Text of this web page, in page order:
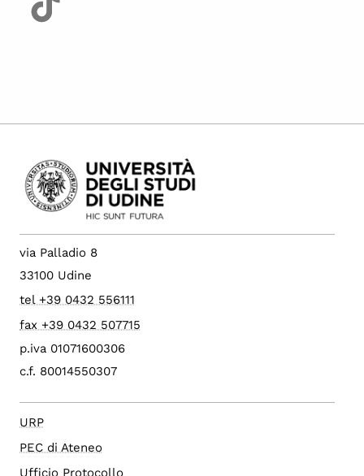
via Palladio 8
33100 Udine
tel +39 0432 556111
fax +39 0432 507715
p.iva 01071600306
c.f. 80014550307
URP
PEC di Ateneo
Ufficio Protocollo